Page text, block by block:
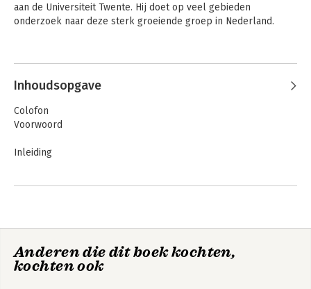
aan de Universiteit Twente. Hij doet op veel gebieden
onderzoek naar deze sterk groeiende groep in Nederland.
Inhoudsopgave
Colofon
Voorwoord
Inleiding
5. De opkomst van de freelancer
Anderen die dit boek kochten,
kochten ook